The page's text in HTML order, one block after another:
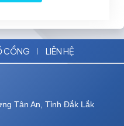
CỔNG LIÊN HỆ
Tân An, Tỉnh Đắk Lắk